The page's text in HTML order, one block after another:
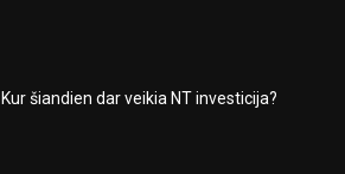
Kur šiandien dar veikia NT investicija?